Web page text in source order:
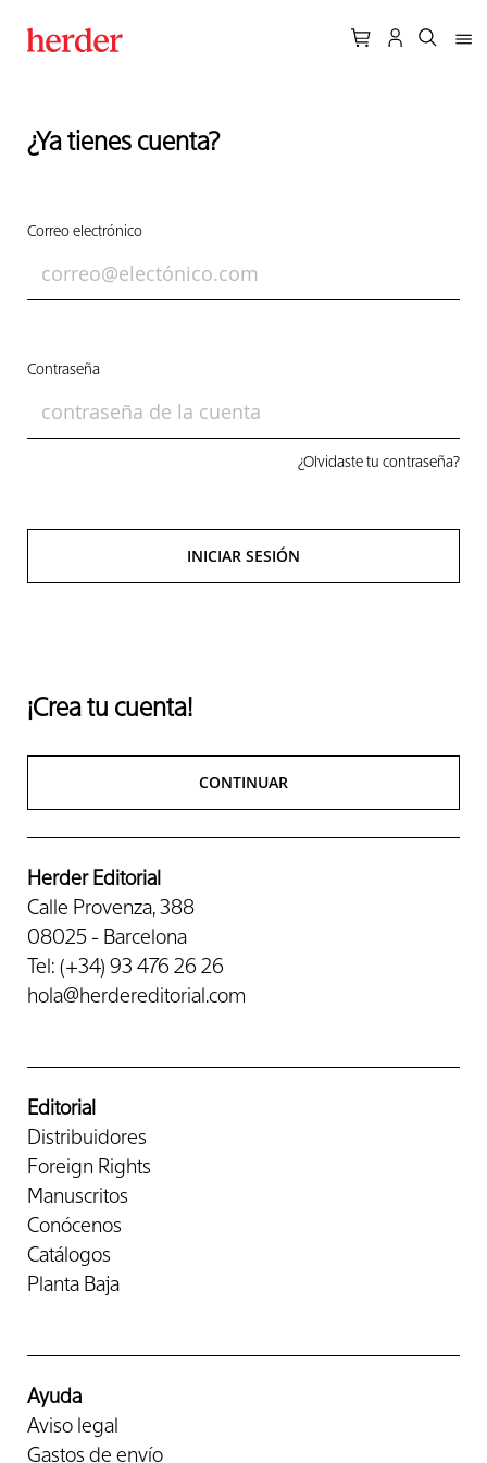
¿Ya tienes cuenta?
Correo electrónico
Contraseña
¿Olvidaste tu contraseña?
INICIAR SESIÓN
¡Crea tu cuenta!
CONTINUAR
Herder Editorial
Calle Provenza, 388
08025 - Barcelona
Tel: (+34) 93 476 26 26
hola@herdereditorial.com
Editorial
Distribuidores
Foreign Rights
Manuscritos
Conócenos
Catálogos
Planta Baja
Ayuda
Aviso legal
Gastos de envío